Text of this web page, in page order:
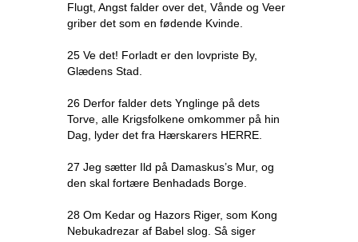
Flugt, Angst falder over det, Vånde og Veer
griber det som en fødende Kvinde.
25 Ve det! Forladt er den lovpriste By,
Glædens Stad.
26 Derfor falder dets Ynglinge på dets
Torve, alle Krigsfolkene omkommer på hin
Dag, lyder det fra Hærskarers HERRE.
27 Jeg sætter Ild på Damaskus’s Mur, og
den skal fortære Benhadads Borge.
28 Om Kedar og Hazors Riger, som Kong
Nebukadrezar af Babel slog. Så siger